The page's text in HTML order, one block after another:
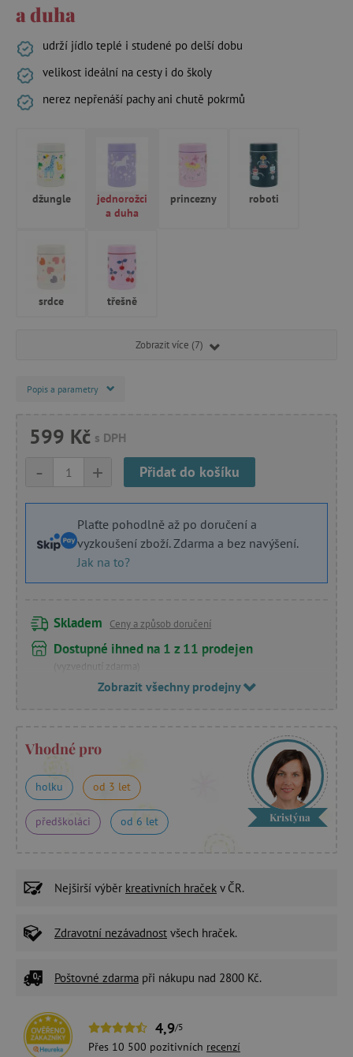
a duha
udrží jídlo teplé i studené po delší dobu
velikost ideální na cesty i do školy
nerez nepřenáší pachy ani chutě pokrmů
džungle
jednorožci
a duha
princezny roboti
srdce třešně
Zobrazit více (7)
Popis a parametry
599 Kč s DPH
+
- Přidat do košíku
Plaťte pohodlně až po doručení a
vyzkoušení zboží. Zdarma a bez navýšení.
Jak na to?
Skladem Ceny a způsob doručení
Dostupné ihned na 1 z 11 prodejen
(vyzvednutí zdarma)
Zobrazit všechny prodejny
Vhodné pro
holku od 3 let
předškoláci od 6 let Kristýna
Nejširší výběr kreativních hraček v ČR.
Zdravotní nezávadnost všech hraček.
Poštovné zdarma při nákupu nad 2800 Kč.
4,9/5
Přes 10 500 pozitivních recenzí